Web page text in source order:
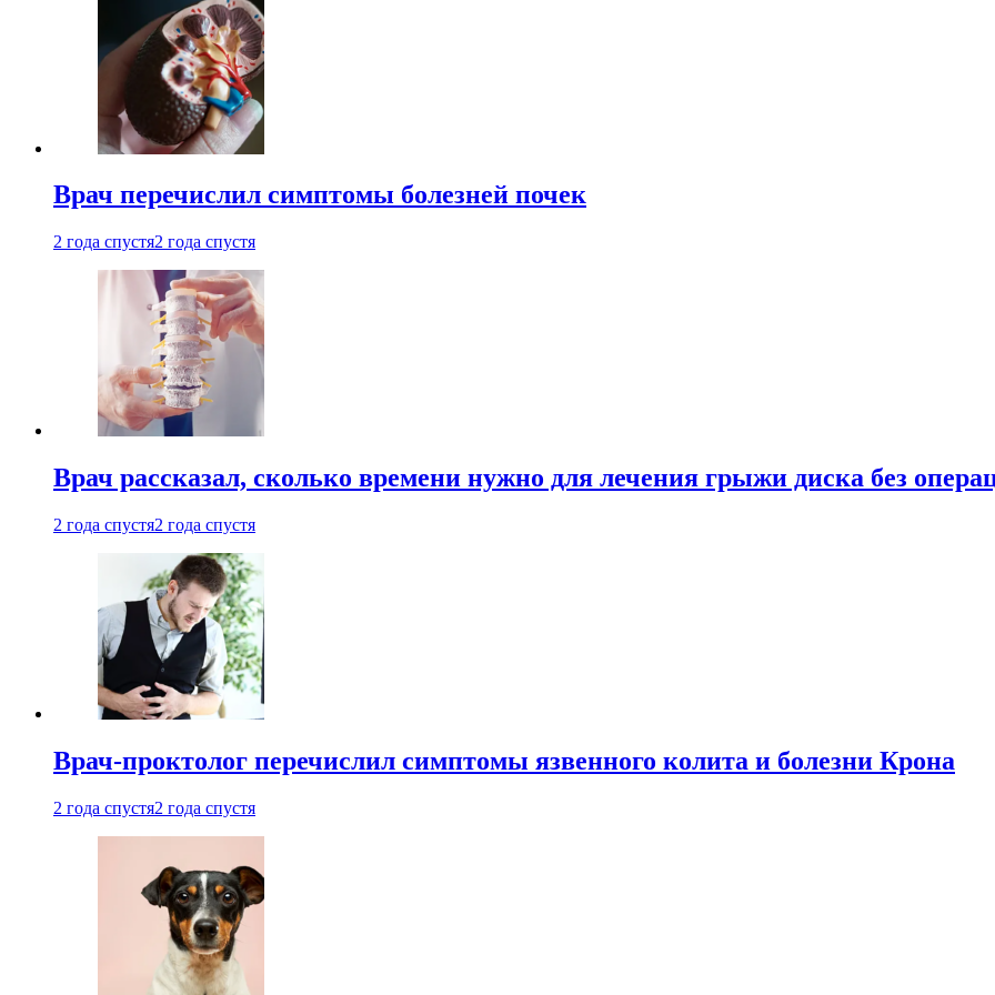
Врач перечислил симптомы болезней почек
2 года спустя2 года спустя
Врач рассказал, сколько времени нужно для лечения грыжи диска без
2 года спустя2 года спустя
Врач-проктолог перечислил симптомы язвенного колита и болезни Крона
2 года спустя2 года спустя